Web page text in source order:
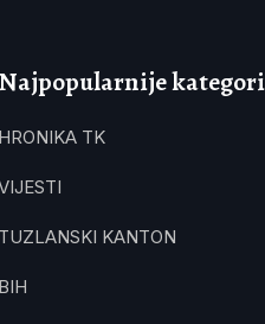
Najpopularnije
HRONIKA TK
TUZLANSKI KANTON
BIH